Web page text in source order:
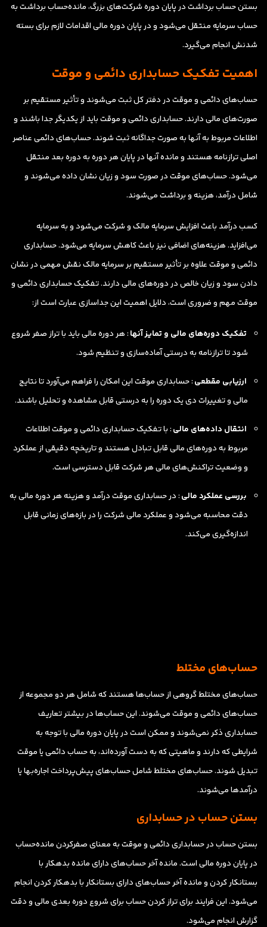
بستن حساب برداشت در پایان دوره شرکت‌های بزرگ، مانده‌حساب برداشت به
حساب سرمایه منتقل می‌شود و در پایان دوره مالی اقدامات لازم برای بسته
شدنش انجام می‌گیرد.
اهمیت تفکیک حسابداری دائمی و موقت
حساب‌های دائمی و موقت در دفتر کل ثبت می‌شوند و تأثیر مستقیم بر
صورت‌های مالی دارند. حسابداری دائمی و موقت باید از یکدیگر جدا باشند و
اطلاعات مربوط به آنها به صورت جداگانه ثبت شوند. حساب‌های دائمی عناصر
اصلی ترازنامه هستند و مانده آنها در پایان هر دوره به دوره بعد منتقل
می‌شود. حساب‌های موقت در صورت سود و زیان نشان داده می‌شوند و
شامل درآمد، هزینه و برداشت می‌شوند.
کسب درآمد باعث افزایش سرمایه مالک و شرکت می‌شود و به سرمایه
می‌افزاید. هزینه‌های اضافی نیز باعث کاهش سرمایه می‌شود. حسابداری
دائمی و موقت علاوه بر تأثیر مستقیم بر سرمایه مالک نقش مهمی در نشان
دادن سود و زیان خالص در دوره‌های مالی دارند. تفکیک حسابداری دائمی و
موقت مهم و ضروری است، دلایل اهمیت این جداسازی عبارت است از:
تفکیک دوره‌های مالی و تمایز آنها: هر دوره مالی باید با تراز صفر شروع
شود تا ترازنامه به درستی آماده‌سازی و تنظیم شود.
ارزیابی مقطعی: حسابداری موقت این امکان را فراهم می‌آورد تا نتایج
مالی و تغییرات دی یک دوره را به درستی قابل مشاهده و تحلیل باشند.
انتقال داده‌های مالی: با تفکیک حسابداری دائمی و موقت اطلاعات
مربوط به دوره‌های مالی قابل تبادل هستند و تاریخچه دقیقی از عملکرد
و وضعیت تراکنش‌های مالی هر شرکت قابل دسترسی است.
بررسی عملکرد مالی: در حسابداری موقت درآمد و هزینه هر دوره مالی به
دقت محاسبه می‌شود و عملکرد مالی شرکت را در بازه‌های زمانی قابل
اندازه‌گیری می‌کند.
حساب‌های مختلط
حساب‌های مختلط گروهی از حساب‌ها هستند که شامل هر دو مجموعه از
حساب‌های دائمی و موقت می‌شوند. این حساب‌ها در بیشتر تعاریف
حسابداری ذکر نمی‌شوند و ممکن است در پایان دوره مالی با توجه به
شرایطی که دارند و ماهیتی که به دست آورده‌اند، به حساب دائمی یا موقت
تبدیل شوند. حساب‌های مختلط شامل حساب‌های پیش‌پرداخت اجاره‌بها یا
درآمدها می‌شوند.
بستن حساب در حسابداری
بستن حساب در حسابداری دائمی و موقت به معنای صفرکردن مانده‌حساب
در پایان دوره مالی است. مانده آخر حساب‌های دارای مانده بدهکار با
بستانکار کردن و مانده آخر حساب‌های دارای بستانکار با بدهکار کردن انجام
می‌شود. این فرایند برای تراز کردن حساب برای شروع دوره بعدی مالی و دقت
گزارش انجام می‌شود.